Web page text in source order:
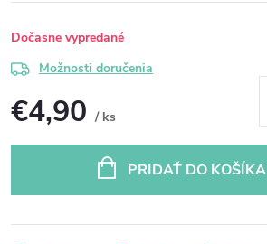
Dočasne vypredané
Možnosti doručenia
€4,90 / ks
PRIDAŤ DO KOŠÍKA